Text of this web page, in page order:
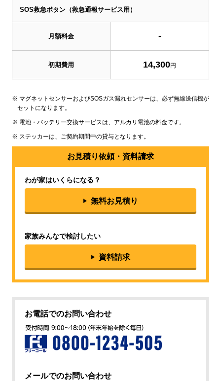
SOS救急ボタン（救急通報サービス用）
月額料金 -
初期費用 14,300円
※ マグネットセンサーおよびSOSガス漏れセンサーは、必ず無線送信機が
セットになります。
※ 電池・バッテリー交換サービスは、アルカリ電池の料金です。
※ ステッカーは、ご契約期間中の貸与となります。
お見積り依頼・資料請求
わが家はいくらになる？
無料お見積り
家族みんなで検討したい
資料請求
お電話でのお問い合わせ
メールでのお問い合わせ